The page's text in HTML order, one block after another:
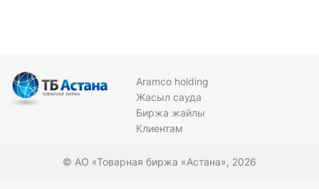
Aramco holding
Жасыл сауда
Биржа жайлы
Клиентам
© АО «Товарная биржа «Астана», 2026